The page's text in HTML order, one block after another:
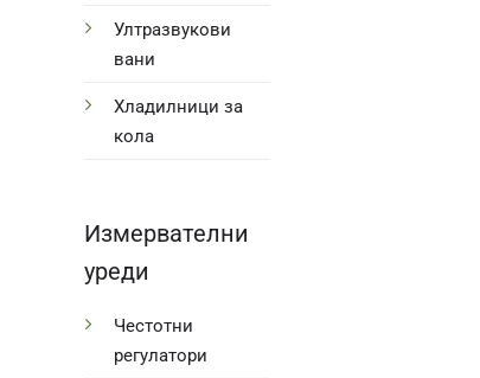
Ултразвукови
вани
Хладилници за
кола
Измервателни
уреди
Честотни
регулатори